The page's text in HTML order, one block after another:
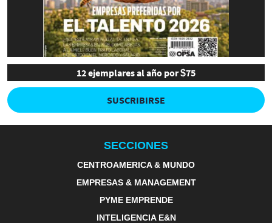
12 ejemplares al año por $75
SUSCRIBIRSE
SECCIONES
CENTROAMERICA & MUNDO
EMPRESAS & MANAGEMENT
PYME EMPRENDE
INTELIGENCIA E&N